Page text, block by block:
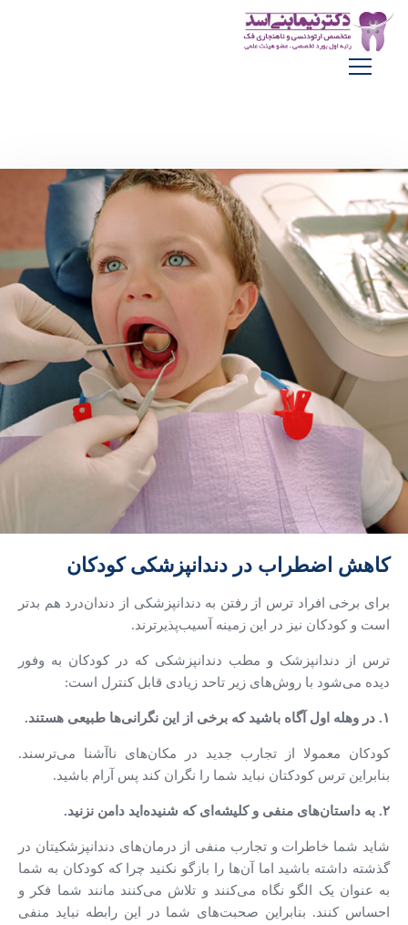
کاهش اضطراب در دندانپزشکی کودکان
برای برخی افراد ترس از رفتن به دندانپزشکی از دندان‌درد هم بد‌تر
است و کودکان نیز در این زمینه آسیب‌پذیرترند.
ترس از دندانپزشک و مطب دندانپزشکی که در کودکان به وفور
دیده می‌شود با روش‌های زیر تاحد زیادی قابل کنترل است:
۱. در وهله‌ اول آگاه باشید که برخی از این نگرانی‌ها طبیعی هستند.
کودکان معمولا از تجارب جدید در مکان‌های ناآشنا می‌ترسند.
بنابراین ترس کودکتان نباید شما را نگران کند پس آرام باشید.
۲. به داستان‌های منفی و کلیشه‌ای که شنیده‌اید دامن نزنید.
شاید شما خاطرات و تجارب منفی از درمان‌های دندانپزشکیتان در
گذشته داشته باشید اما آن‌ها را بازگو نکنید چرا که کودکان به شما
به عنوان یک الگو نگاه می‌کنند و تلاش می‌کنند مانند شما فکر و
احساس کنند. بنابراین صحبت‌های شما در این رابطه نباید منفی